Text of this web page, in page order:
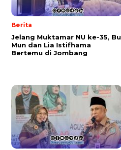
Berita
Jelang Muktamar NU ke-35, Bu
Mun dan Lia Istifhama
Bertemu di Jombang